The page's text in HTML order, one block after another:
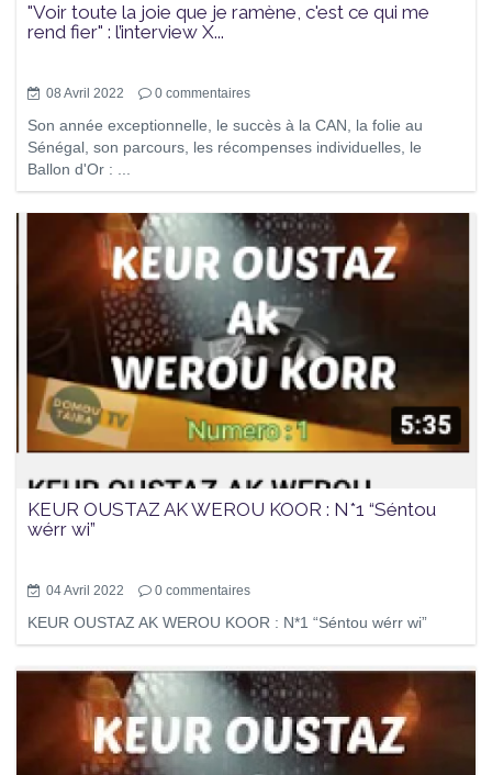
"Voir toute la joie que je ramène, c'est ce qui me
rend fier" : l’interview X...
08 Avril 2022 0 commentaires
Son année exceptionnelle, le succès à la CAN, la folie au
Sénégal, son parcours, les récompenses individuelles, le
Ballon d'Or : ...
KEUR OUSTAZ AK WEROU KOOR : N*1 “Séntou
wérr wi”
04 Avril 2022 0 commentaires
KEUR OUSTAZ AK WEROU KOOR : N*1 “Séntou wérr wi”